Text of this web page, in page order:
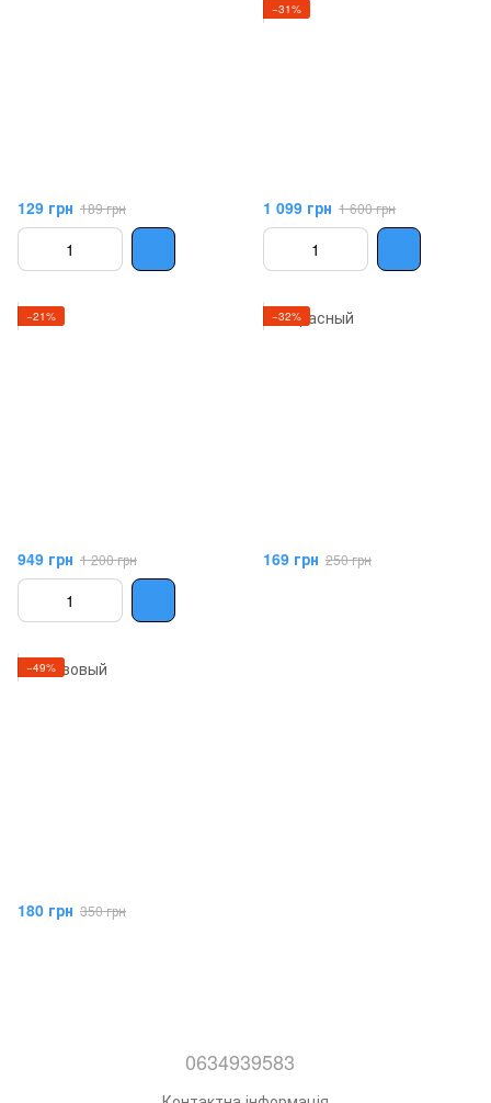
129 грн 189 грн
−31%
1 099 грн 1 600 грн
−21%
949 грн 1 200 грн
−32%
169 грн 250 грн
−49%
180 грн 350 грн
0634939583